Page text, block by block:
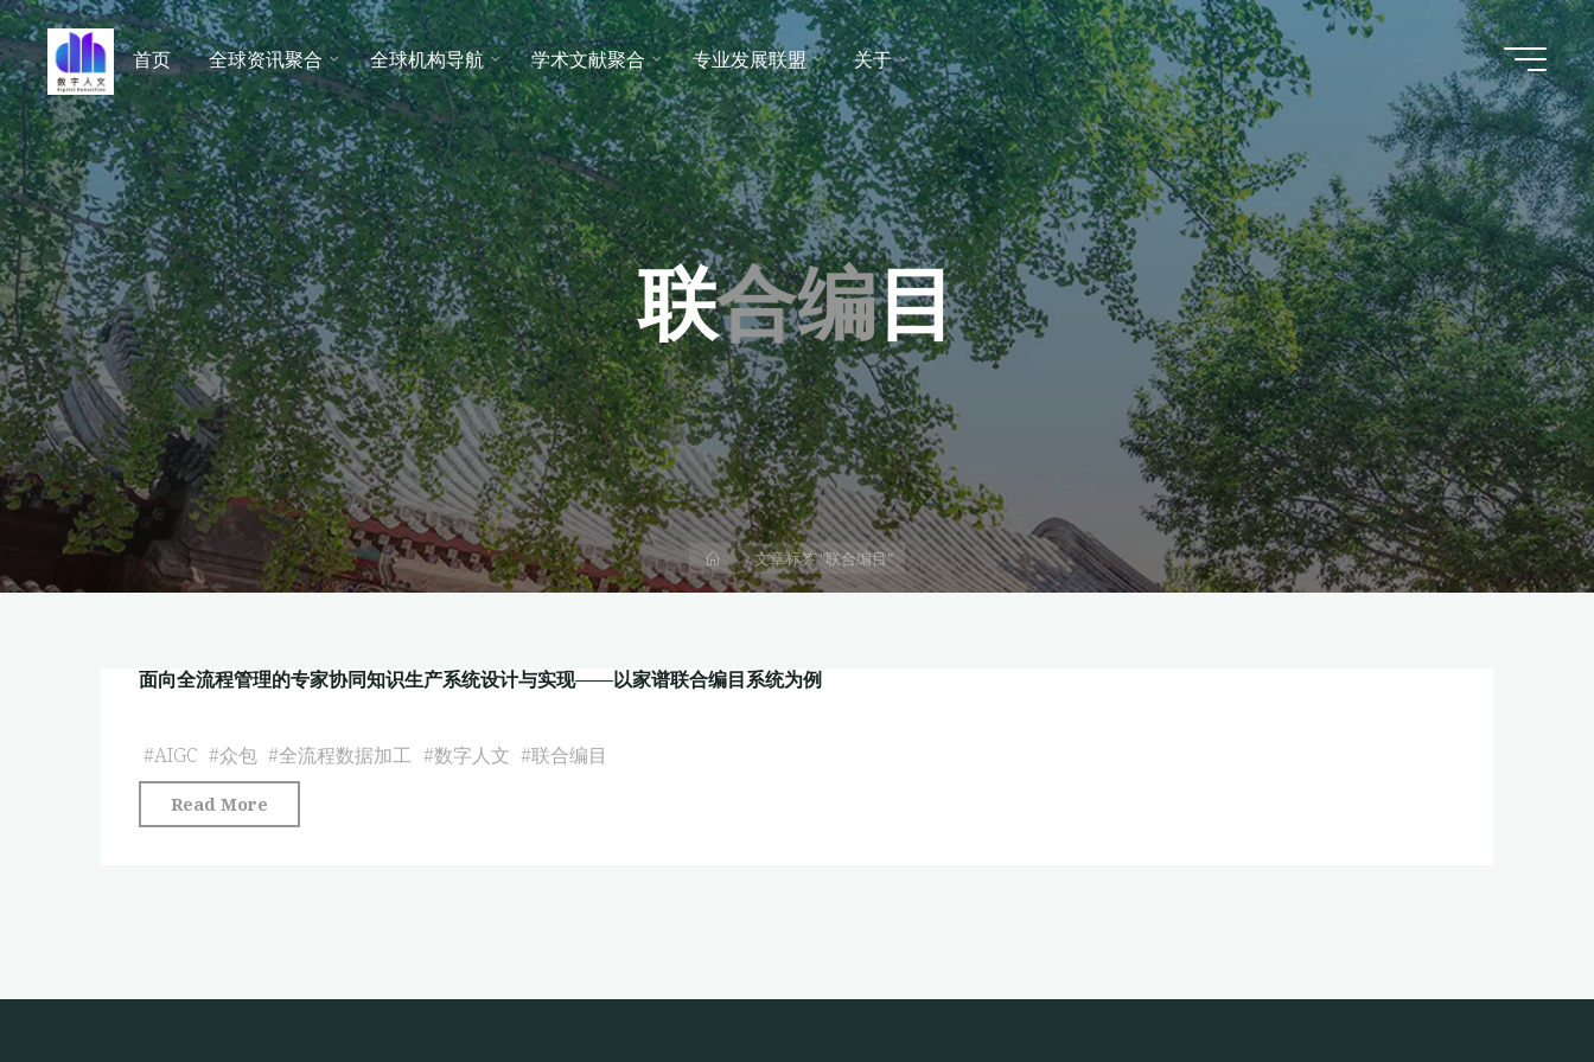
跳
至
内
容
数字人
文 |
DHCN
首页 全球资讯聚合 全球机构导航 学术文献聚合 专业发展联盟 关于
联合
合编目
首
页
文章标签 "联合编目"
面向全流程管理的专家协同知识生产系统设计与实现——以家谱联合编目系统为例
#AIGC #众包 #全流程数据加工 #数字人文 #联合编目
Read More
向
理